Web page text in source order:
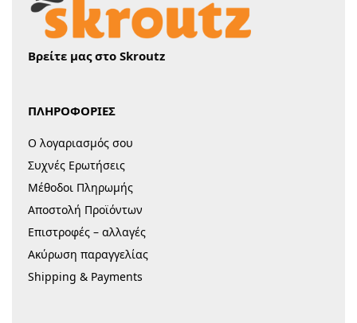
Βρείτε μας στο Skroutz
ΠΛΗΡΟΦΟΡΙΕΣ
Ο λογαριασμός σου
Συχνές Ερωτήσεις
Μέθοδοι Πληρωμής
Αποστολή Προϊόντων
Επιστροφές – αλλαγές
Ακύρωση παραγγελίας
Shipping & Payments